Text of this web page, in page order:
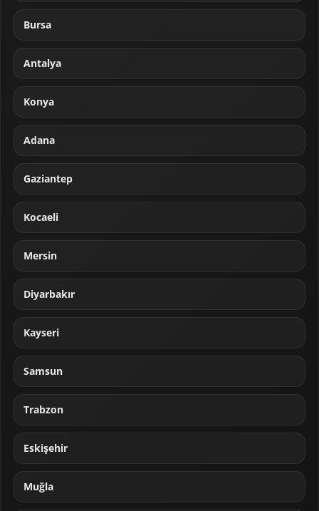
Bursa
Antalya
Konya
Adana
Gaziantep
Kocaeli
Mersin
Diyarbakır
Kayseri
Samsun
Trabzon
Eskişehir
Muğla